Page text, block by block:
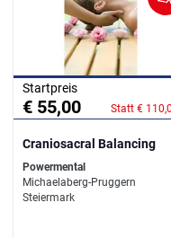
Startpreis
€ 55,00 Statt €
Craniosacral Balancing
Powermental
Michaelaberg-Pruggern
Steiermark